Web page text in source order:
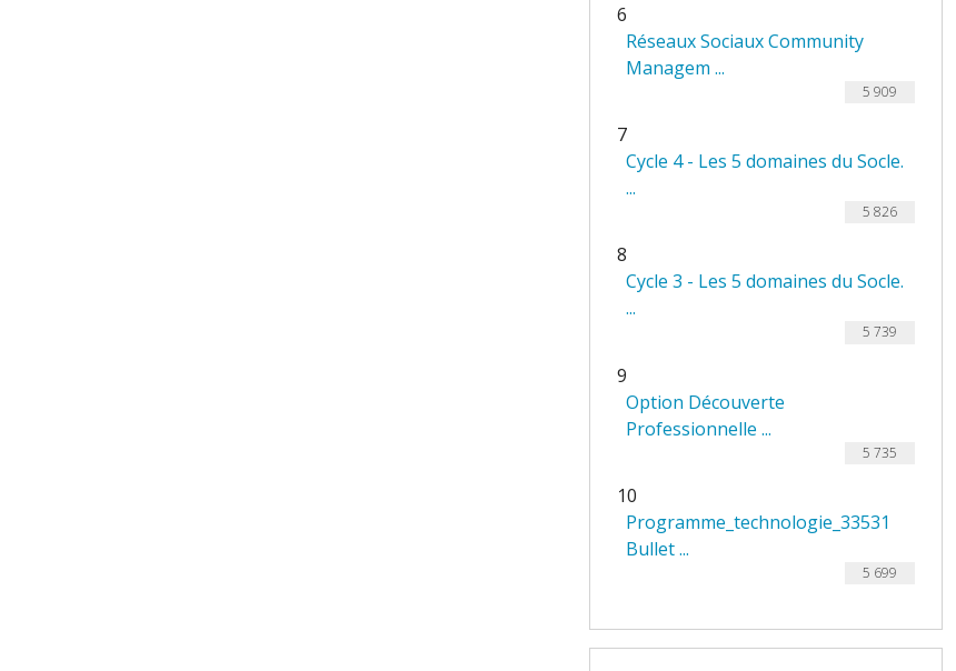
6
Réseaux Sociaux Community
Managem ...
5 909
7
Cycle 4 - Les 5 domaines du Socle.
...
5 826
8
Cycle 3 - Les 5 domaines du Socle.
...
5 739
9
Option Découverte
Professionnelle ...
5 735
10
Programme_technologie_33531
Bullet ...
5 699